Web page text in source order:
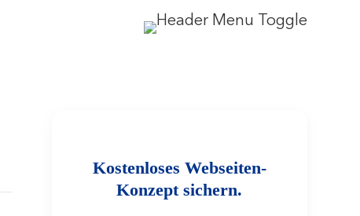
Kostenloses Webseiten-
Konzept sichern.